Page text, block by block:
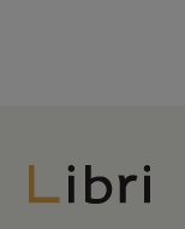
Libri